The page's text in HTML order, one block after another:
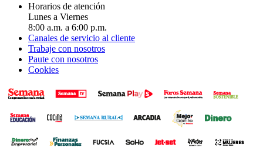
Horarios de atención
Lunes a Viernes
8:00 a.m. a 6:00 p.m.
Canales de servicio al cliente
Trabaje con nosotros
Paute con nosotros
Cookies